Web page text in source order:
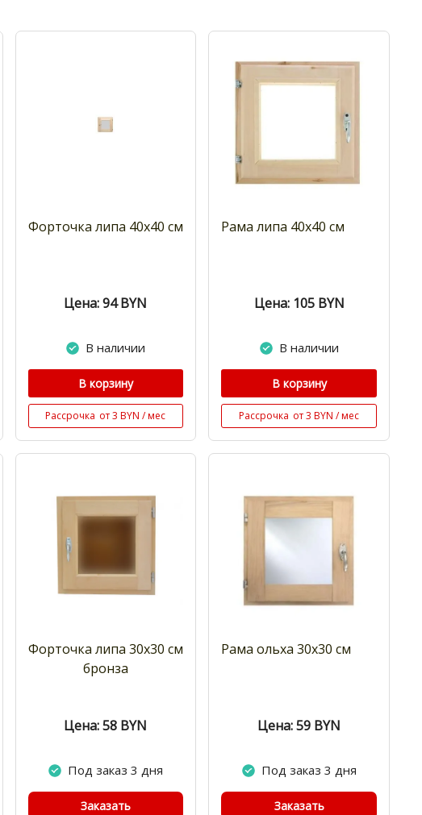
Форточка липа 40х40 см
Цена: 94 BYN
В наличии
В корзину
Рассрочка от 3 BYN / мес
Рама липа 40x40 см
Цена: 105 BYN
В наличии
В корзину
Рассрочка от 3 BYN / мес
Форточка липа 30х30 см
бронза
Цена: 58 BYN
Под заказ 3 дня
Заказать
Рама ольха 30x30 см
Цена: 59 BYN
Под заказ 3 дня
Заказать